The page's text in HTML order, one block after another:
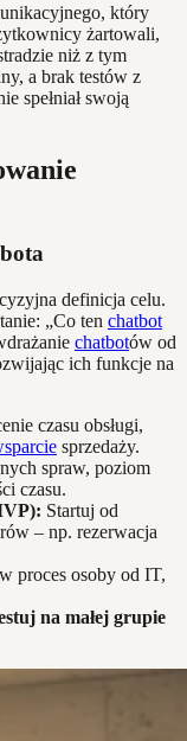
który
żartowali,
niż z tym
a brak testów z
spełniał swoją
definicja celu.
„Co ten chatbot
chatbotów od
ich funkcje na
czasu obsługi,
sprzedaży.
spraw, poziom
czasu.
Startuj od
– np. rezerwacja
proces osoby od IT,
na małej grupie